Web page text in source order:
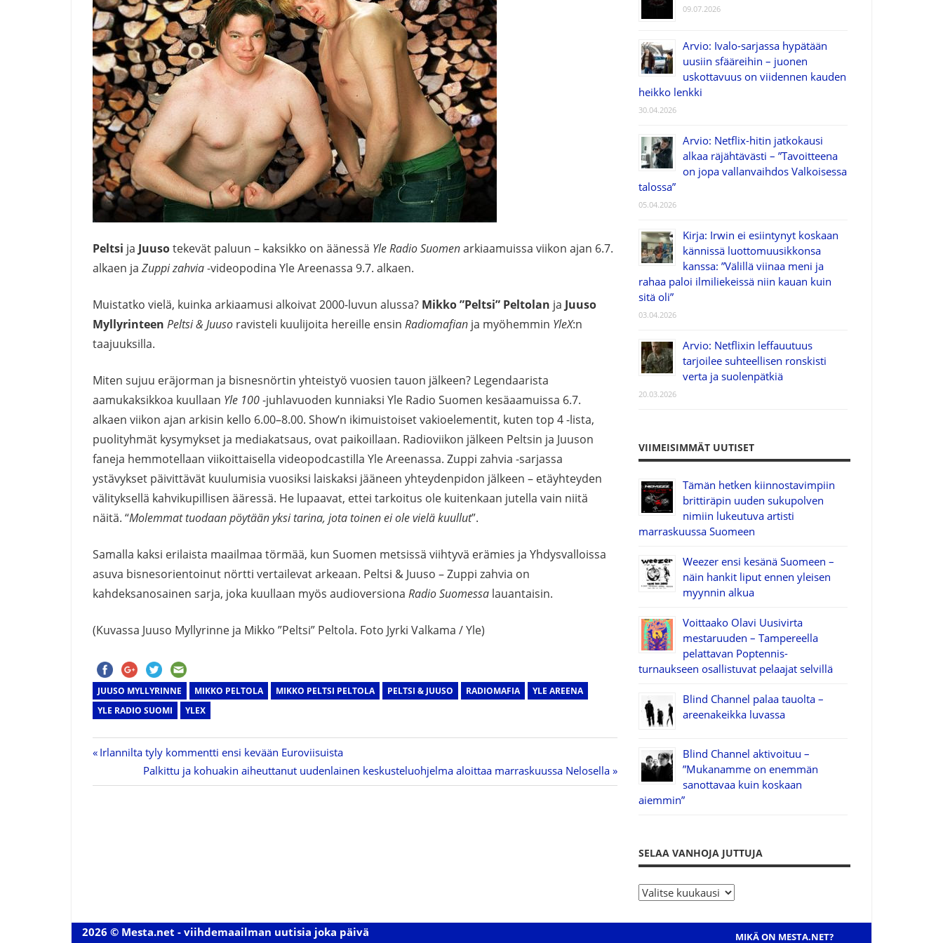
Peltsi ja Juusotekevät paluun – kaksikko on äänessä Yle Radio Suomenarkiaamuissa viikon ajan 6.7.
alkaen ja Zuppi zahvia-videopodina Yle Areenassa 9.7. alkaen.
Muistatko vielä, kuinka arkiaamusi alkoivat 2000-luvun alussa? Mikko ”Peltsi” Peltolan ja Juuso
Myllyrinteen Peltsi & Juuso ravisteli kuulijoita hereille ensin Radiomafian ja myöhemmin YleX:n
taajuuksilla.
Miten sujuu eräjorman ja bisnesnörtin yhteistyö vuosien tauon jälkeen? Legendaarista
aamukaksikkoa kuullaan Yle 100-juhlavuoden kunniaksi Yle Radio Suomen kesäaamuissa 6.7.
alkaen viikon ajan arkisin kello 6.00–8.00. Show’n ikimuistoiset vakioelementit, kuten top 4 -lista,
puolityhmät kysymykset ja mediakatsaus, ovat paikoillaan. Radioviikon jälkeen Peltsin ja Juuson
faneja hemmotellaan viikoittaisella videopodcastilla Yle Areenassa. Zuppi zahvia -sarjassa
ystävykset päivittävät kuulumisia vuosiksi laiskaksi jääneen yhteydenpidon jälkeen – etäyhteyden
välityksellä kahvikupillisen ääressä. He lupaavat, ettei tarkoitus ole kuitenkaan jutella vain niitä
näitä. “Molemmat tuodaan pöytään yksi tarina, jota toinen ei ole vielä kuullut”.
Samalla kaksi erilaista maailmaa törmää, kun Suomen metsissä viihtyvä erämies ja Yhdysvalloissa
asuva bisnesorientoinut nörtti vertailevat arkeaan. Peltsi & Juuso – Zuppi zahvia on
kahdeksanosainen sarja, joka kuullaan myös audioversiona Radio Suomessa lauantaisin.
(Kuvassa Juuso Myllyrinne ja Mikko ”Peltsi” Peltola. Foto Jyrki Valkama / Yle)
JUUSO MYLLYRINNE MIKKO PELTOLA MIKKO PELTSI PELTOLA PELTSI & JUUSO RADIOMAFIA
YLE AREENA
YLE RADIO SUOMI
YLEX
Artikkelien
Previous
Irlannilta tyly kommentti ensi kevään Euroviisuista
Next
Post:
Palkittu ja kohuakin aiheuttanut uudenlainen keskusteluohjelma aloittaa marraskuussa Nelosella
09.07.2026
Arvio: Ivalo-sarjassa hypätään
uusiin sfääreihin – juonen
uskottavuus on viidennen kauden
heikko lenkki
30.04.2026
Arvio: Netflix-hitin jatkokausi
alkaa räjähtävästi – ”Tavoitteena
on jopa vallanvaihdos Valkoisessa
talossa”
05.04.2026
Kirja: Irwin ei esiintynyt koskaan
kännissä luottomuusikkonsa
kanssa: ”Välillä viinaa meni ja
rahaa paloi ilmiliekeissä niin kauan kuin
sitä oli”
03.04.2026
Arvio: Netflixin leffauutuus
tarjoilee suhteellisen ronskisti
verta ja suolenpätkiä
20.03.2026
VIIMEISIMMÄT UUTISET
Tämän hetken kiinnostavimpiin
brittiräpin uuden sukupolven
nimiin lukeutuva artisti
marraskuussa Suomeen
Weezer ensi kesänä Suomeen –
näin hankit liput ennen yleisen
myynnin alkua
Voittaako Olavi Uusivirta
mestaruuden – Tampereella
pelattavan Poptennis-
turnaukseen osallistuvat pelaajat selvillä
Blind Channel palaa tauolta –
areenakeikka luvassa
Blind Channel aktivoituu –
”Mukanamme on enemmän
sanottavaa kuin koskaan
aiemmin”
SELAA VANHOJA JUTTUJA
S
2026 © Mesta.net - viihdemaailman uutisia joka päivä MIKÄ ON MESTA.NET?